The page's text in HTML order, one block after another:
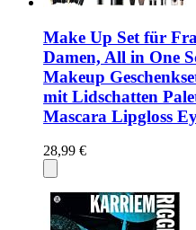
Make Up Set für
Damen, All in One
Makeup
mit Lidschatten
Mascara Lipgloss
28,99 €